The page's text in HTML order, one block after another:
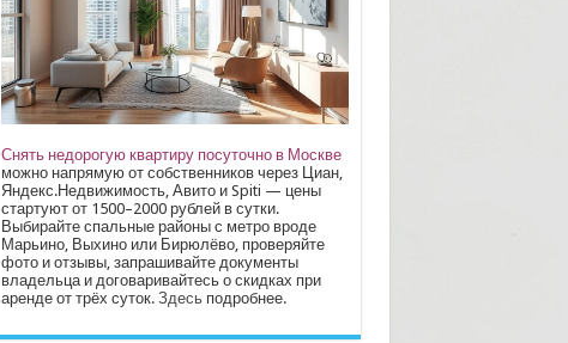
Снять недорогую квартиру посуточно в Москве
можно напрямую от собственников через Циан,
Яндекс.Недвижимость, Авито и Spiti — цены
стартуют от 1500–2000 рублей в сутки.
Выбирайте спальные районы с метро вроде
Марьино, Выхино или Бирюлёво, проверяйте
фото и отзывы, запрашивайте документы
владельца и договаривайтесь о скидках при
аренде от трёх суток. Здесьподробнее.